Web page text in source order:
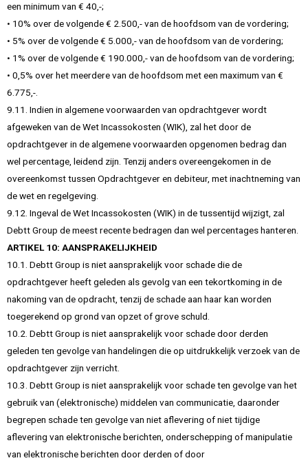
een minimum van € 40,-;
• 10% over de volgende € 2.500,- van de hoofdsom van de vordering;
• 5% over de volgende € 5.000,- van de hoofdsom van de vordering;
• 1% over de volgende € 190.000,- van de hoofdsom van de vordering;
• 0,5% over het meerdere van de hoofdsom met een maximum van €
6.775,-.
9.11. Indien in algemene voorwaarden van opdrachtgever wordt
afgeweken van de Wet Incassokosten (WIK), zal het door de
opdrachtgever in de algemene voorwaarden opgenomen bedrag dan
wel percentage, leidend zijn. Tenzij anders overeengekomen in de
overeenkomst tussen Opdrachtgever en debiteur, met inachtneming van
de wet en regelgeving.
9.12. Ingeval de Wet Incassokosten (WIK) in de tussentijd wijzigt, zal
Debtt Group de meest recente bedragen dan wel percentages hanteren.
ARTIKEL 10: AANSPRAKELIJKHEID
10.1. Debtt Group is niet aansprakelijk voor schade die de
opdrachtgever heeft geleden als gevolg van een tekortkoming in de
nakoming van de opdracht, tenzij de schade aan haar kan worden
toegerekend op grond van opzet of grove schuld.
10.2. Debtt Group is niet aansprakelijk voor schade door derden
geleden ten gevolge van handelingen die op uitdrukkelijk verzoek van de
opdrachtgever zijn verricht.
10.3. Debtt Group is niet aansprakelijk voor schade ten gevolge van het
gebruik van (elektronische) middelen van communicatie, daaronder
begrepen schade ten gevolge van niet aflevering of niet tijdige
aflevering van elektronische berichten, onderschepping of manipulatie
van elektronische berichten door derden of door